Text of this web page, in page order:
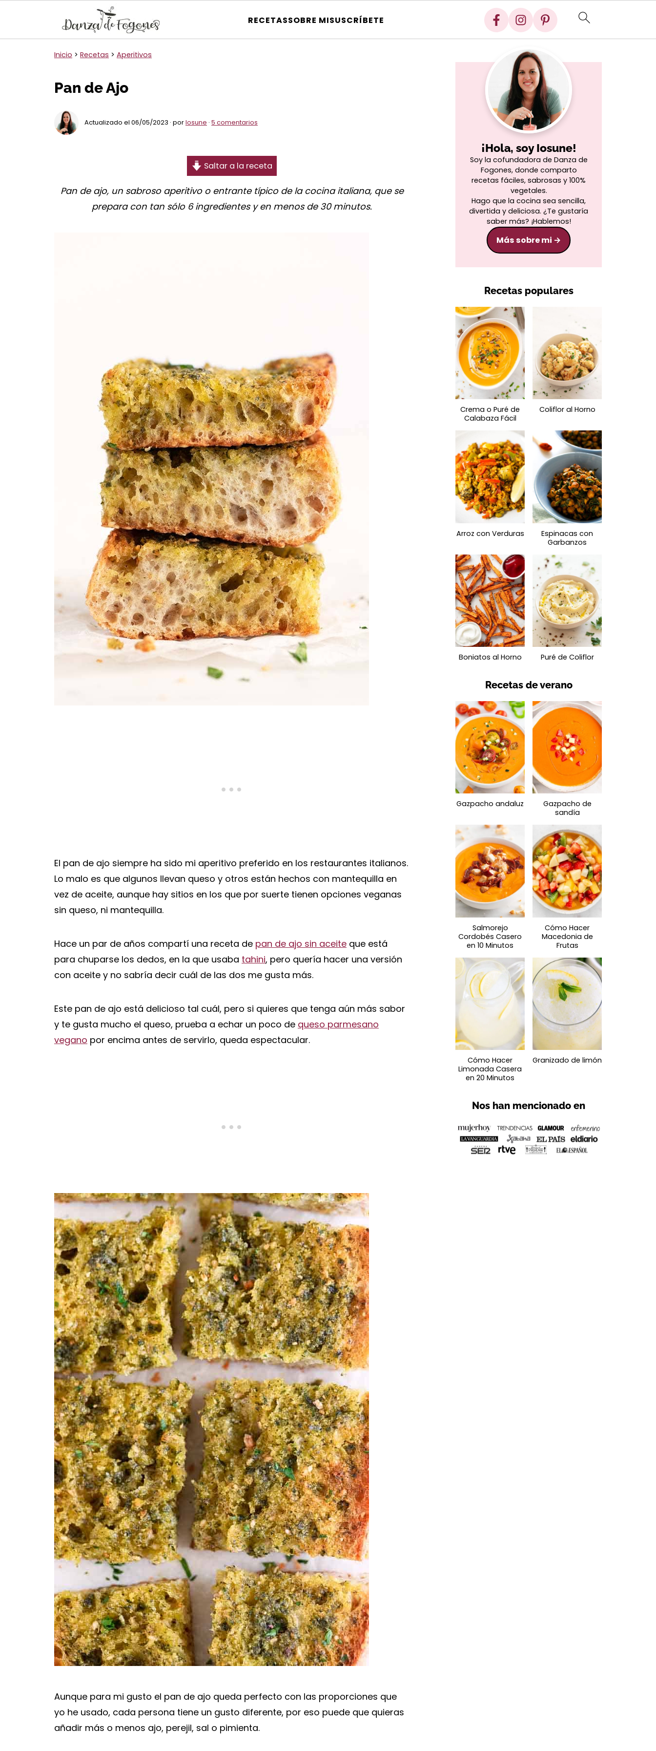
RECETASSOBRE MISUSCRÍBETE
Inicio > Recetas > Aperitivos
Pan de Ajo
Actualizado el 06/05/2023 · porIosune · 5 comentarios
Saltar a la receta
Pan de ajo, un sabroso aperitivo o entrante típico de la cocina italiana, que se
prepara con tan sólo 6 ingredientes y en menos de 30 minutos.
El pan de ajo siempre ha sido mi aperitivo preferido en los restaurantes italianos.
Lo malo es que algunos llevan queso y otros están hechos con mantequilla en
vez de aceite, aunque hay sitios en los que por suerte tienen opciones veganas
sin queso, ni mantequilla.
Hace un par de años compartí una receta de pan de ajo sin aceite que está
para chuparse los dedos, en la que usaba tahini, pero quería hacer una versión
con aceite y no sabría decir cuál de las dos me gusta más.
Este pan de ajo está delicioso tal cuál, pero si quieres que tenga aún más sabor
y te gusta mucho el queso, prueba a echar un poco de queso parmesano
vegano por encima antes de servirlo, queda espectacular.
Aunque para mi gusto el pan de ajo queda perfecto con las proporciones que
yo he usado, cada persona tiene un gusto diferente, por eso puede que quieras
añadir más o menos ajo, perejil, sal o pimienta.
¡Hola, soy Iosune!
Soy la cofundadora de Danza de
Fogones, donde comparto
recetas fáciles, sabrosas y 100%
vegetales.
Hago que la cocina sea sencilla,
divertida y deliciosa. ¿Te gustaría
saber más? ¡Hablemos!
Más sobre mi
Recetas populares
Crema o Puré de
Calabaza Fácil
Coliflor al Horno
Arroz con Verduras
Espinacas con
Garbanzos
Boniatos al Horno Puré de Coliflor
Recetas de verano
Gazpacho andaluz
Gazpacho de
sandía
Salmorejo
Cordobés Casero
en 10 Minutos
Cómo Hacer
Macedonia de
Frutas
Cómo Hacer
Limonada Casera
en 20 Minutos
Granizado de limón
Nos han mencionado en